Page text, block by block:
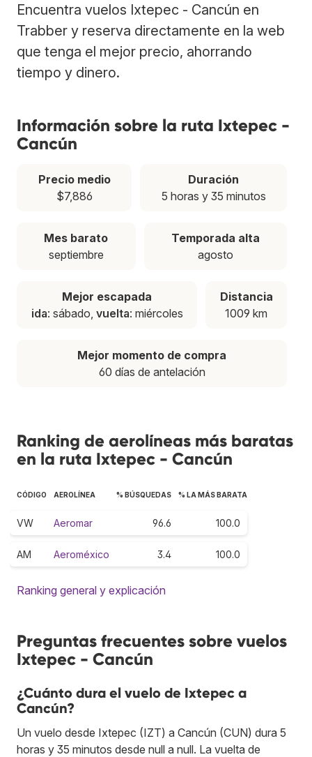
Encuentra vuelos Ixtepec - Cancún en
Trabber y reserva directamente en la web
que tenga el mejor precio, ahorrando
tiempo y dinero.
Información sobre la ruta Ixtepec -
Cancún
Precio medio
$7,886
Duración
5 horas y 35 minutos
Mes barato
septiembre
Temporada alta
agosto
Mejor escapada
ida: sábado, vuelta: miércoles
Distancia
1009 km
Mejor momento de compra
60 días de antelación
Ranking de aerolíneas más baratas
en la ruta Ixtepec - Cancún
CÓDIGO AEROLÍNEA % BÚSQUEDAS % LA MÁS BARATA
VW Aeromar 96.6 100.0
AM Aeroméxico 3.4 100.0
Ranking general y explicación
Preguntas frecuentes sobre vuelos
Ixtepec - Cancún
¿Cuánto dura el vuelo de Ixtepec a
Cancún?
Un vuelo desde Ixtepec (IZT) a Cancún (CUN) dura 5
horas y 35 minutos desde null a null. La vuelta de